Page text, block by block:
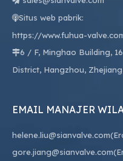
Situs web pabrik:
https://www.fuhua-
6 / F, Minghao Building,
District, Hangzhou,
EMAIL MANAJER
helene.liu@sianvalve.com
gore.jiang@sianvalve.com